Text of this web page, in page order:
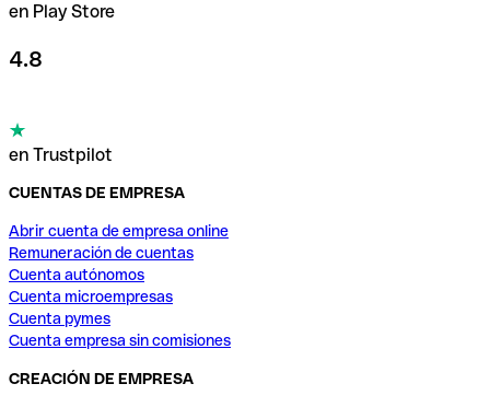
en Play Store
4.8
en Trustpilot
CUENTAS DE EMPRESA
Abrir cuenta de empresa online
Remuneración de cuentas
Cuenta autónomos
Cuenta microempresas
Cuenta pymes
Cuenta empresa sin comisiones
CREACIÓN DE EMPRESA